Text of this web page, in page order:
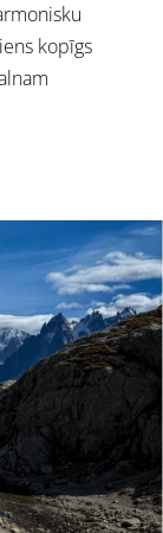
kopīgs